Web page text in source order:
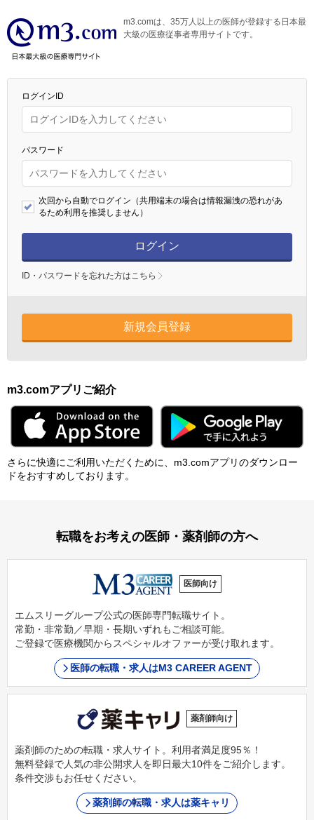
m3.comは、35万人以上の医師が登録する日本最
大級の医療従事者専用サイトです。
ログインID
パスワード
次回から自動でログイン（共用端末の場合は情報漏洩の恐れがあ
るため利用を推奨しません）
ログイン
ID・パスワードを忘れた方はこちら
新規会員登録
m3.comアプリご紹介
さらに快適にご利⽤いただくために、m3.comアプリのダウンロー
ドをおすすめしております。
転職をお考えの医師・薬剤師の方へ
医師向け
エムスリーグループ公式の医師専門転職サイト。
常勤・非常勤／早期・長期いずれもご相談可能。
ご登録で医療機関からスペシャルオファーが受け取れます。
医師の転職・求人はM3 CAREER AGENT
薬剤師向け
薬剤師のための転職・求人サイト。利用者満足度95％！
無料登録で人気の非公開求人を即日最大10件をご紹介します。
条件交渉もお任せください。
薬剤師の転職・求人は薬キャリ